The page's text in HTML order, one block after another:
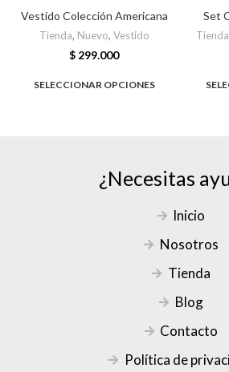
Vestido Colección Americana
Tienda, Nuevo, Vestido
$ 299.000
SELECCIONAR OPCIONES
Set
Tienda
¿Necesitas
Inicio
Nosotros
Tienda
Blog
Contacto
Política de